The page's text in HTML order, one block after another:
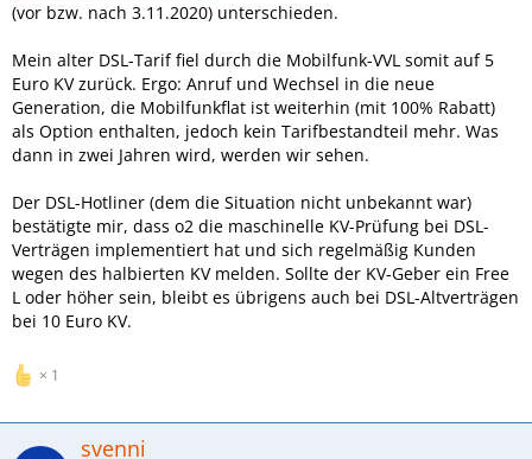
(vor bzw. nach 3.11.2020) unterschieden.
Mein alter DSL-Tarif fiel durch die Mobilfunk-VVL somit auf 5
Euro KV zurück. Ergo: Anruf und Wechsel in die neue
Generation, die Mobilfunkflat ist weiterhin (mit 100% Rabatt)
als Option enthalten, jedoch kein Tarifbestandteil mehr. Was
dann in zwei Jahren wird, werden wir sehen.
Der DSL-Hotliner (dem die Situation nicht unbekannt war)
bestätigte mir, dass o2 die maschinelle KV-Prüfung bei DSL-
Verträgen implementiert hat und sich regelmäßig Kunden
wegen des halbierten KV melden. Sollte der KV-Geber ein Free
L oder höher sein, bleibt es übrigens auch bei DSL-Altverträgen
bei 10 Euro KV.
1
svenni